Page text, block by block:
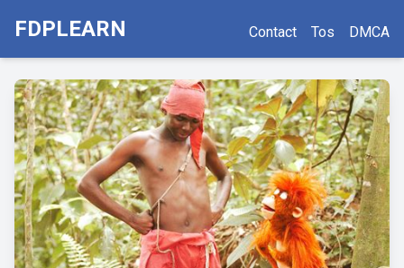
FDPLEARN Contact Tos DMCA